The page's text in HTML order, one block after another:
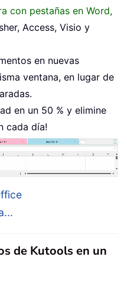
con pestañas en Word,
Access, Visio y
en nuevas
ventana, en lugar de
en un 50 % y elimine
cada día!
de Kutools en un